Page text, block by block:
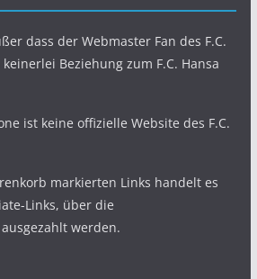
dass der Webmaster Fan des F.C.
Beziehung zum F.C. Hansa
ist keine offizielle Website des F.C.
markierten Links handelt es
Links, über die
werden.